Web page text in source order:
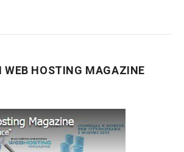
WEB HOSTING MAGAZINE